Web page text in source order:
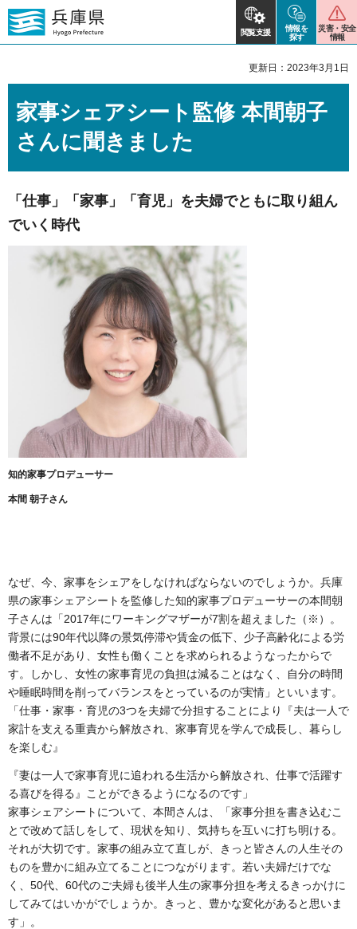
閲覧支援
情報を
探す
災害・安全
情報
更新日：2023年3月1日
家事シェアシート監修 本間朝子
さんに聞きました
「仕事」「家事」「育児」を夫婦でともに取り組ん
でいく時代
知的家事プロデューサー
本間 朝子さん
なぜ、今、家事をシェアをしなければならないのでしょうか。兵庫
県の家事シェアシートを監修した知的家事プロデューサーの本間朝
子さんは「2017年にワーキングマザーが7割を超えました（※）。
背景には90年代以降の景気停滞や賃金の低下、少子高齢化による労
働者不足があり、女性も働くことを求められるようなったからで
す。しかし、女性の家事育児の負担は減ることはなく、自分の時間
や睡眠時間を削ってバランスをとっているのが実情」といいます。
「仕事・家事・育児の3つを夫婦で分担することにより『夫は一人で
家計を支える重責から解放され、家事育児を学んで成長し、暮らし
を楽しむ』
『妻は一人で家事育児に追われる生活から解放され、仕事で活躍す
る喜びを得る』ことができるようになるのです」
家事シェアシートについて、本間さんは、「家事分担を書き込むこ
とで改めて話しをして、現状を知り、気持ちを互いに打ち明ける。
それが大切です。家事の組み立て直しが、きっと皆さんの人生その
ものを豊かに組み立てることにつながります。若い夫婦だけでな
く、50代、60代のご夫婦も後半人生の家事分担を考えるきっかけに
してみてはいかがでしょうか。きっと、豊かな変化があると思いま
す」。